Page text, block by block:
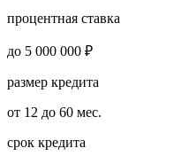
процентная ставка
до 5 000 000 ₽
размер кредита
от 12 до 60 мес.
срок кредита